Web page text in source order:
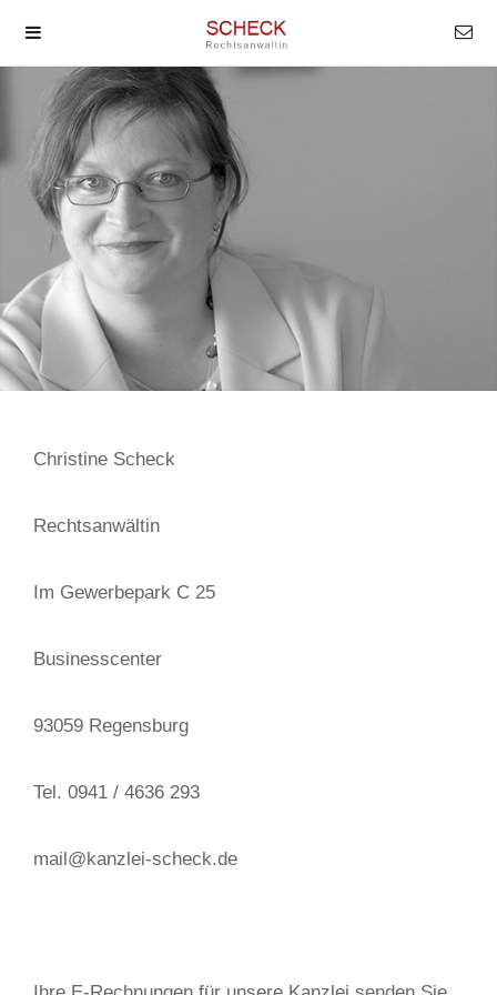
Christine Scheck
Rechtsanwältin
Im Gewerbepark C 25
Businesscenter
93059 Regensburg
Tel. 0941 / 4636 293
mail@kanzlei-scheck.de